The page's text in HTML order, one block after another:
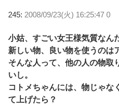
245: 2008/09/23(火) 16:25:47 0
小姑、すごい女王様気質なん
新しい物、良い物を使うのは
そんな人って、他の人の物取
いし。
コトメちゃんには、物じゃな
て上げたら？